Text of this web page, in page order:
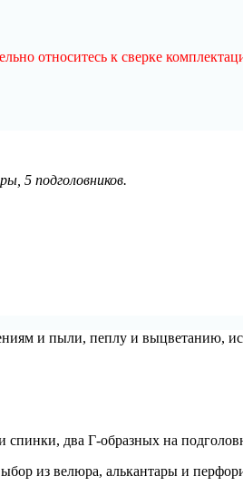
относитесь к сверке
5 подголовников.
и пыли, пеплу и выцветанию,
спинки, два Г-образных на
из велюра, алькантары и